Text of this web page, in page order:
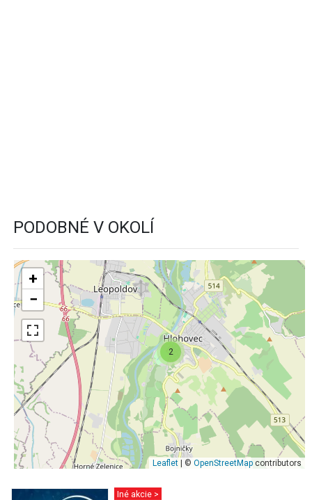
PODOBNÉ V OKOLÍ
2
+
−
Leaflet | © OpenStreetMap contributors
Iné akcie >